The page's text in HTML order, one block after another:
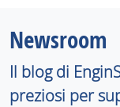
Newsroom
Il blog di
preziosi per